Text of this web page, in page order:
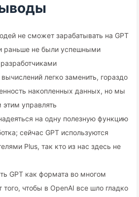
не сможет зарабатывать на GPT
раньше не были успешными
легко заменить, гораздо
накопленных данных, но мы
управлять
на одну полезную функцию
сейчас GPT используются
Plus, так кто из нас здесь не
GPT как формата во многом
того, чтобы в OpenAI все шло гладко